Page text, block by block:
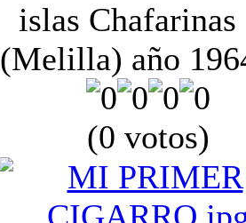
islas Chafarinas
(Melilla) año
(0 votos)